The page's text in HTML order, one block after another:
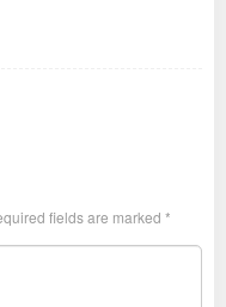
fields are marked *